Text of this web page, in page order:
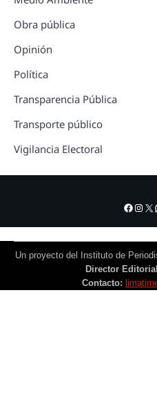
Obra pública
Opinión
Política
Transparencia Pública
Transporte público
Vigilancia Electoral
X
Un proyecto del Instituto de
Director
Contacto: